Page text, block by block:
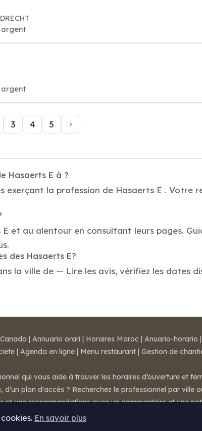
argent
argent
3 4 5
Hasaerts E à ?
exerçant la profession de Hasaerts E . Votre
et au alentour en consultant leurs pages.
des Hasaerts E?
la ville de — Lire les avis, vérifiez les dates
En savoir plus
| Annuario orari | Horaires Maroc | Anuario-horario |
| Agenda en ligne | Menu restaurant | Gestion de
qui vous aide à trouver les horaires d’ouverture et
d’un plan d'accès ? Recherchez le professionnel par
vos recommandations avec un commentaire et une